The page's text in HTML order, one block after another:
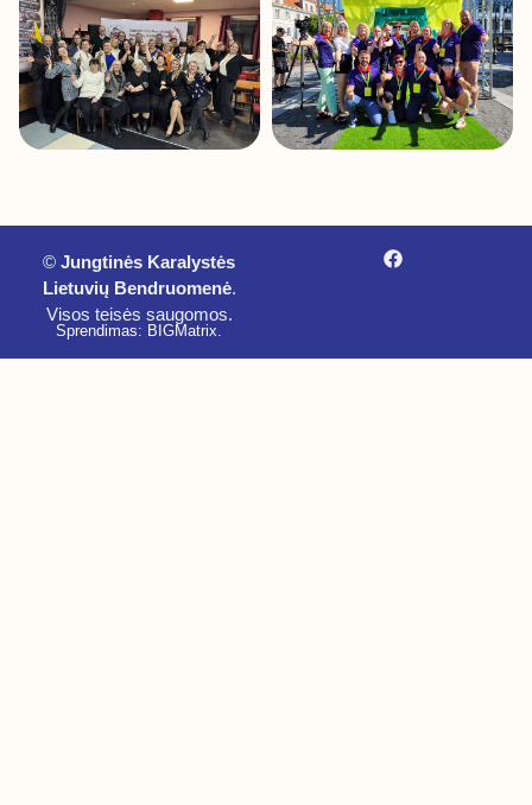
© Jungtinės Karalystės
Lietuvių Bendruomenė.
Visos teisės saugomos.
Sprendimas: BIGMatrix.